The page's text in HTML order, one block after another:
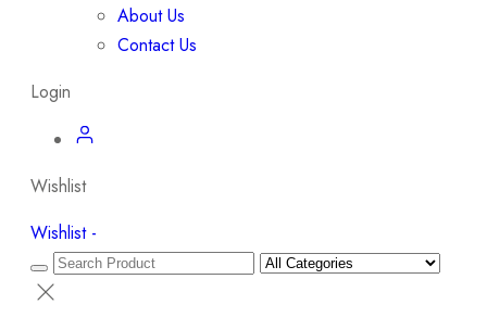
About Us
Contact Us
Login
Wishlist
Wishlist -